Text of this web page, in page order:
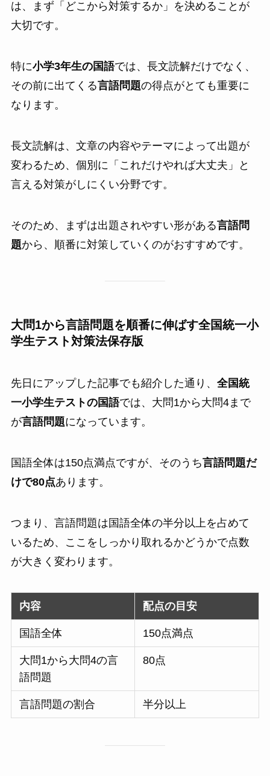
は、まず「どこから対策するか」を決めることが
大切です。
特に小学3年生の国語では、長文読解だけでなく、
その前に出てくる言語問題の得点がとても重要に
なります。
長文読解は、文章の内容やテーマによって出題が
変わるため、個別に「これだけやれば大丈夫」と
言える対策がしにくい分野です。
そのため、まずは出題されやすい形がある言語問
題から、順番に対策していくのがおすすめです。
大問1から言語問題を順番に伸ばす全国統一小
学生テスト対策法保存版
先日にアップした記事でも紹介した通り、 全国統
一小学生テストの国語では、大問1から大問4まで
が言語問題になっています。
国語全体は150点満点ですが、そのうち言語問題だ
けで80点あります。
つまり、言語問題は国語全体の半分以上を占めて
いるため、ここをしっかり取れるかどうかで点数
が大きく変わります。
内容 配点の目安
国語全体 150点満点
大問1から大問4の言
語問題
80点
言語問題の割合 半分以上